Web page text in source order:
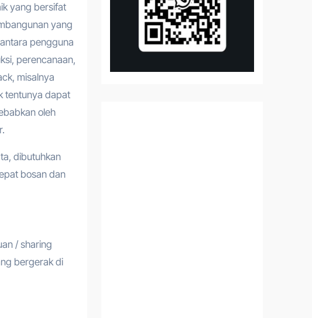
yang bersifat
yang
pengguna
perencanaan,
misalnya
tentunya dapat
oleh
dibutuhkan
bosan dan
/ sharing
bergerak di